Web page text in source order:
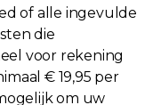
of alle ingevulde
die
voor rekening
€ 19,95 per
om uw